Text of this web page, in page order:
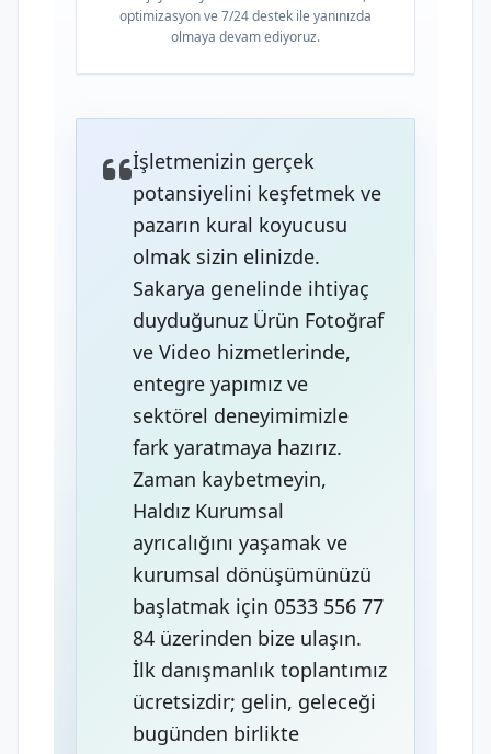
optimizasyon ve 7/24 destek ile yanınızda
olmaya devam ediyoruz.
İşletmenizin gerçek
potansiyelini keşfetmek ve
pazarın kural koyucusu
olmak sizin elinizde.
Sakarya genelinde ihtiyaç
duyduğunuz Ürün Fotoğraf
ve Video hizmetlerinde,
entegre yapımız ve
sektörel deneyimimizle
fark yaratmaya hazırız.
Zaman kaybetmeyin,
Haldız Kurumsal
ayrıcalığını yaşamak ve
kurumsal dönüşümünüzü
başlatmak için 0533 556 77
84 üzerinden bize ulaşın.
İlk danışmanlık toplantımız
ücretsizdir; gelin, geleceği
bugünden birlikte